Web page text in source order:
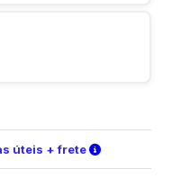
úteis + frete Verifique